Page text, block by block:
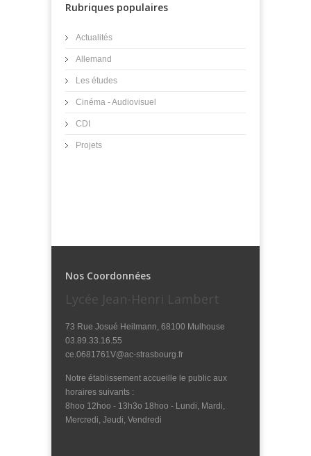
Rubriques populaires
Actualités
Allemand
Les études
Cinéma - Audiovisuel
CDI
Projets
Nos Coordonnées
Lycée Jean-Henri Lambert
73 Rue Josué Heilmann, 68100 Mulhouse
03.89.33.16.55
ce.0681761V@ac-strasbourg.fr
Notre établissement accueille le public aux
horaires suivants :
8hoo 12hoo - 13h3o 18hoo - Lundi, Mardi,
Mercredi, Jeudi, Vendredi